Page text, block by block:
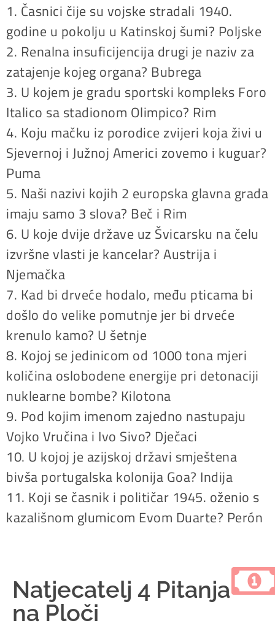
1. Časnici čije su vojske stradali 1940.
godine u pokolju u Katinskoj šumi? Poljske
2. Renalna insuficijencija drugi je naziv za
zatajenje kojeg organa? Bubrega
3. U kojem je gradu sportski kompleks Foro
Italico sa stadionom Olimpico? Rim
4. Koju mačku iz porodice zvijeri koja živi u
Sjevernoj i Južnoj Americi zovemo i kuguar?
Puma
5. Naši nazivi kojih 2 europska glavna grada
imaju samo 3 slova? Beč i Rim
6. U koje dvije države uz Švicarsku na čelu
izvršne vlasti je kancelar? Austrija i
Njemačka
7. Kad bi drveće hodalo, među pticama bi
došlo do velike pomutnje jer bi drveće
krenulo kamo? U šetnje
8. Kojoj se jedinicom od 1000 tona mjeri
količina oslobodene energije pri detonaciji
nuklearne bombe? Kilotona
9. Pod kojim imenom zajedno nastupaju
Vojko Vručina i Ivo Sivo? Dječaci
10. U kojoj je azijskoj državi smještena
bivša portugalska kolonija Goa? Indija
11. Koji se časnik i političar 1945. oženio s
kazališnom glumicom Evom Duarte? Perón
Natjecatelj 4 Pitanja
na Ploči